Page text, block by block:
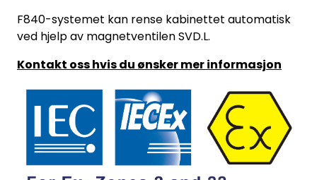
F840-systemet kan rense kabinettet automatisk
ved hjelp av magnetventilen SVD.L.
Kontakt oss hvis du ønsker mer informasjon